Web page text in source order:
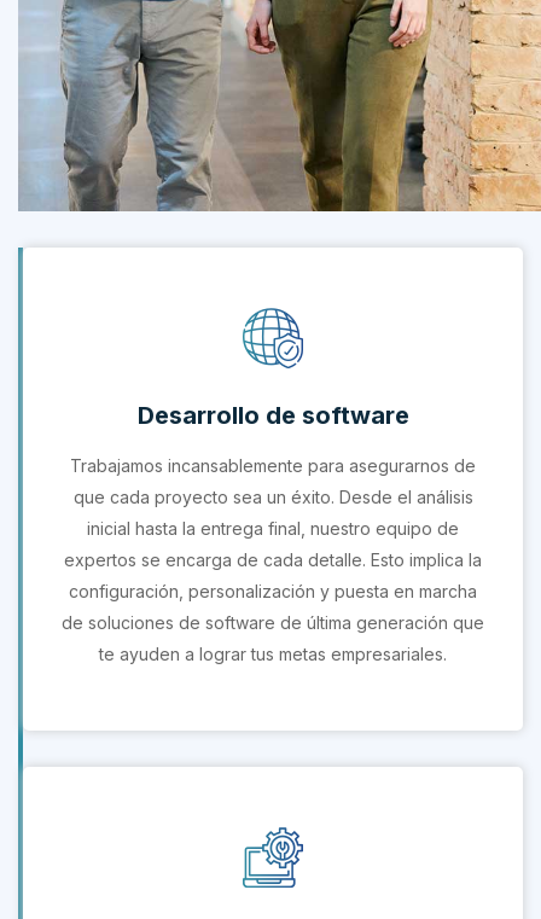
Desarrollo de software
Trabajamos incansablemente para asegurarnos de
que cada proyecto sea un éxito. Desde el análisis
inicial hasta la entrega final, nuestro equipo de
expertos se encarga de cada detalle. Esto implica la
configuración, personalización y puesta en marcha
de soluciones de software de última generación que
te ayuden a lograr tus metas empresariales.